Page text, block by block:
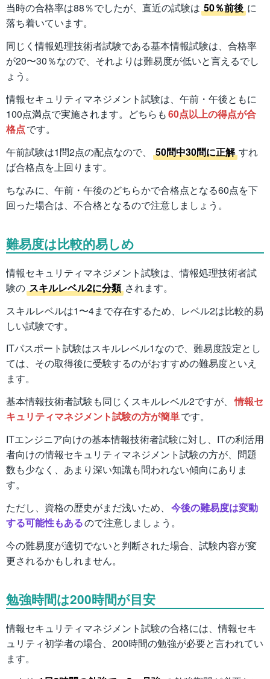
当時の合格率は88％でしたが、直近の試験は 50％前後 に
落ち着いています。
同じく情報処理技術者試験である基本情報試験は、合格率
が20〜30％なので、それよりは難易度が低いと言えるでし
ょう。
情報セキュリティマネジメント試験は、午前・午後ともに
100点満点で実施されます。どちらも60点以上の得点が合
格点です。
午前試験は1問2点の配点なので、
50問中30問に正解 すれ
ば合格点を上回ります。
ちなみに、午前・午後のどちらかで合格点となる60点を下
回った場合は、不合格となるので注意しましょう。
難易度は比較的易しめ
情報セキュリティマネジメント試験は、情報処理技術者試
験の スキルレベル2に分類 されます。
スキルレベルは1〜4まで存在するため、レベル2は比較的易
しい試験です。
ITパスポート試験はスキルレベル1なので、難易度設定とし
ては、その取得後に受験するのがおすすめの難易度といえ
ます。
基本情報技術者試験も同じくスキルレベル2ですが、 情報セ
キュリティマネジメント試験の方が簡単です。
ITエンジニア向けの基本情報技術者試験に対し、ITの利活用
者向けの情報セキュリティマネジメント試験の方が、問題
数も少なく、あまり深い知識も問われない傾向にありま
す。
ただし、資格の歴史がまだ浅いため、 今後の難易度は変動
する可能性もあるので注意しましょう。
今の難易度が適切でないと判断された場合、試験内容が変
更されるかもしれません。
勉強時間は200時間が目安
情報セキュリティマネジメント試験の合格には、情報セキ
ュリティ初学者の場合、200時間の勉強が必要と言われてい
ます。